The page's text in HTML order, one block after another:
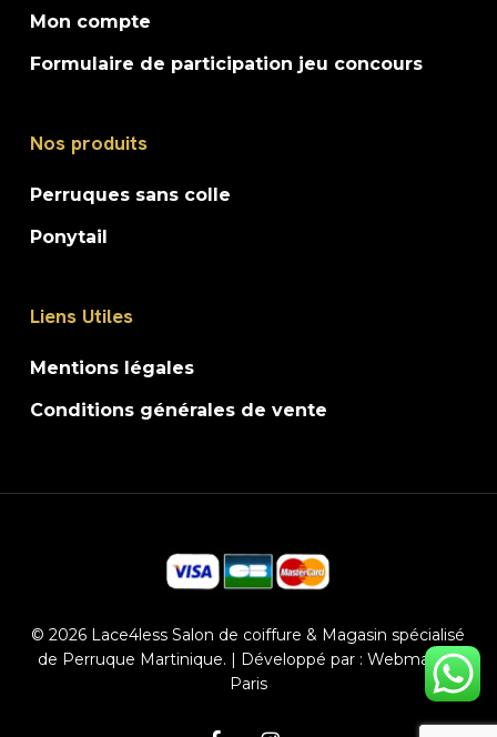
Mon compte
Formulaire de participation jeu concours
Nos produits
Perruques sans colle
Ponytail
Liens Utiles
Mentions légales
Conditions générales de vente
© 2026 Lace4less Salon de coiffure & Magasin spécialisé
de Perruque Martinique. | Développé par : Webmaster
Paris